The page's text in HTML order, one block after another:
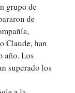
grupo de
de
Claude, han
año. Los
superado los